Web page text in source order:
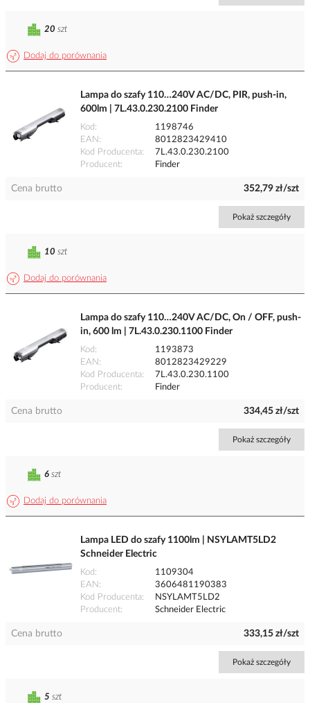
Dodaj do porównania
20 szt
Lampa do szafy 110…240V AC/DC, PIR, push-in,
600lm | 7L.43.0.230.2100 Finder
Kod
1198746
EAN
8012823429410
Kod Producenta
7L.43.0.230.2100
Producent
Finder
Cena brutto 352,79 zł/szt
Pokaż szczegóły
Dodaj do porównania
10 szt
Lampa do szafy 110…240V AC/DC, On / OFF, push-
in, 600 lm | 7L.43.0.230.1100 Finder
Kod
1193873
EAN
8012823429229
Kod Producenta
7L.43.0.230.1100
Producent
Finder
Cena brutto 334,45 zł/szt
Pokaż szczegóły
Dodaj do porównania
6 szt
Lampa LED do szafy 1100lm | NSYLAMT5LD2
Schneider Electric
Kod
1109304
EAN
3606481190383
Kod Producenta
NSYLAMT5LD2
Producent
Schneider Electric
Cena brutto 333,15 zł/szt
Pokaż szczegóły
5 szt